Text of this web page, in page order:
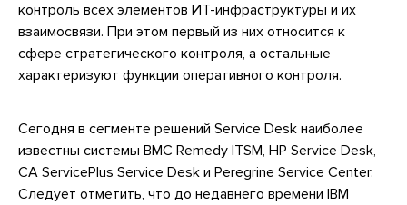
контроль всех элементов ИТ-инфраструктуры и их
взаимосвязи. При этом первый из них относится к
сфере стратегического контроля, а остальные
характеризуют функции оперативного контроля.
Сегодня в сегменте решений Service Desk наиболее
известны системы BMC Remedy ITSM, HP Service Desk,
CA ServicePlus Service Desk и Peregrine Service Center.
Следует отметить, что до недавнего времени IBM